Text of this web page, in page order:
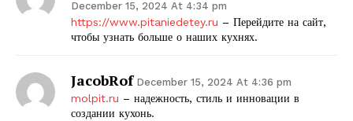
December 15, 2024 At 4:34 pm
https://www.pitaniedetey.ru – Перейдите на сайт,
чтобы узнать больше о наших кухнях.
JacobRof December 15, 2024 At 4:36 pm
molpit.ru – надежность, стиль и инновации в
создании кухонь.